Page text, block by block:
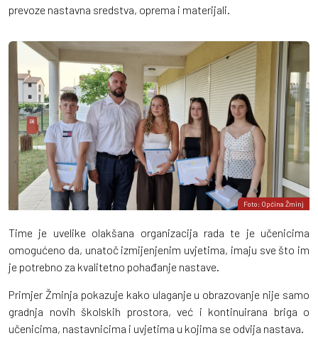
prevoze nastavna sredstva, oprema i materijali.
Foto: Općina Žminj
Time je uvelike olakšana organizacija rada te je učenicima
omogućeno da, unatoč izmijenjenim uvjetima, imaju sve što im
je potrebno za kvalitetno pohađanje nastave.
Primjer Žminja pokazuje kako ulaganje u obrazovanje nije samo
gradnja novih školskih prostora, već i kontinuirana briga o
učenicima, nastavnicima i uvjetima u kojima se odvija nastava.